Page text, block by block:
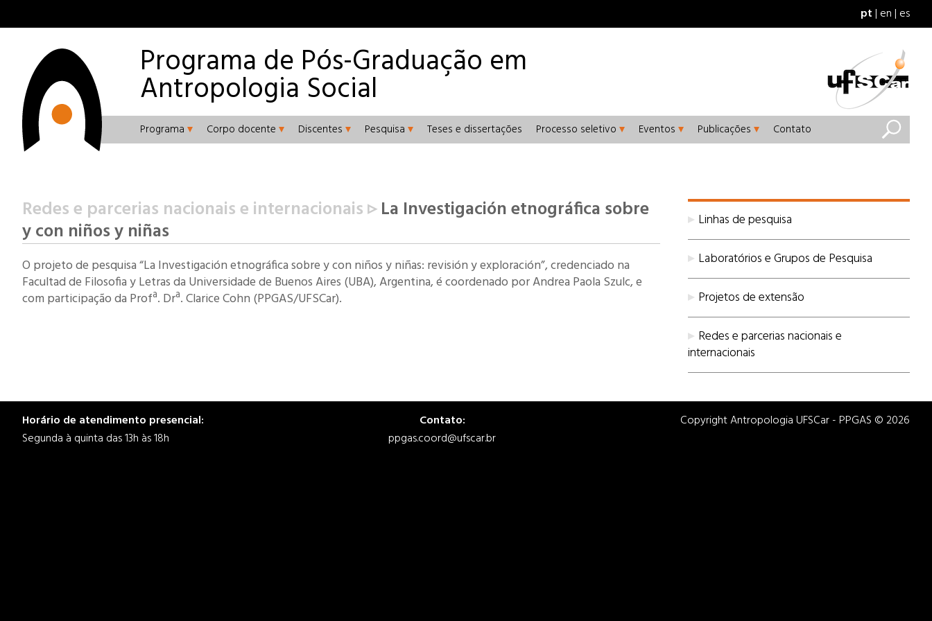
pt en es
Programa de Pós-Graduação em
Antropologia Social
Programa Corpo docente Discentes Pesquisa Teses e dissertações Processo seletivo Eventos Publicações Contato
Redes e parcerias nacionais e internacionais ▹La Investigación etnográfica sobre
y con niños y niñas
O projeto de pesquisa “La Investigación etnográfica sobre y con niños y niñas: revisión y exploración”, credenciado na
Facultad de Filosofia y Letras da Universidade de Buenos Aires (UBA), Argentina, é coordenado por Andrea Paola Szulc, e
com participação da Profª. Drª. Clarice Cohn (PPGAS/UFSCar).
Linhas de pesquisa
Laboratórios e Grupos de Pesquisa
Projetos de extensão
Redes e parcerias nacionais e
internacionais
Horário de atendimento presencial:
Segunda à quinta das 13h às 18h
Contato:
ppgas.coord@ufscar.br
Copyright Antropologia UFSCar - PPGAS © 2026